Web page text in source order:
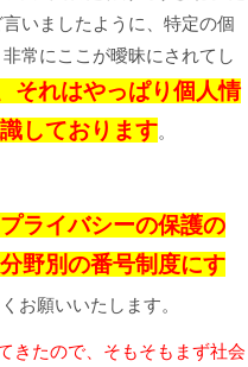
いましたように、特定の個
常にここが曖昧にされてし
それはやっぱり個人情
しております。
ライバシーの保護の
野別の番号制度にす
お願いいたします。
きたので、そもそもまず社会